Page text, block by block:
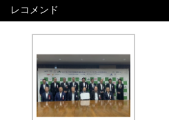
レコメンド